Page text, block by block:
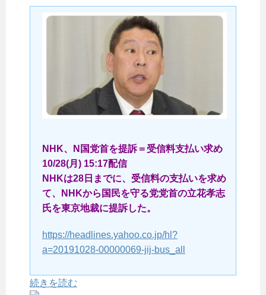
NHK、N国党首を提訴＝受信料支払い求め
10/28(月) 15:17配信
NHKは28日までに、受信料の支払いを求め
て、NHKから国民を守る党党首の立花孝志
氏を東京地裁に提訴した。
https://headlines.yahoo.co.jp/hl?
a=20191028-00000069-jij-bus_all
続きを読む